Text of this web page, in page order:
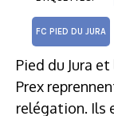
FC PIED DU JURA
Pied du Jura
Prex
relégation. Ils